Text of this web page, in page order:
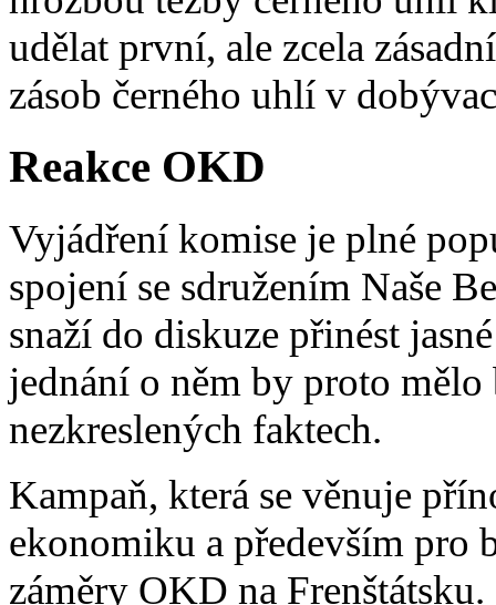
udělat první, ale zcela
zásob černého uhlí v
Reakce OKD
Vyjádření komise je plné
spojení se sdružením Naše
snaží do diskuze přinést
jednání o něm by proto mělo
nezkreslených faktech.
Kampaň, která se věnuje
ekonomiku a především pro
záměry OKD na